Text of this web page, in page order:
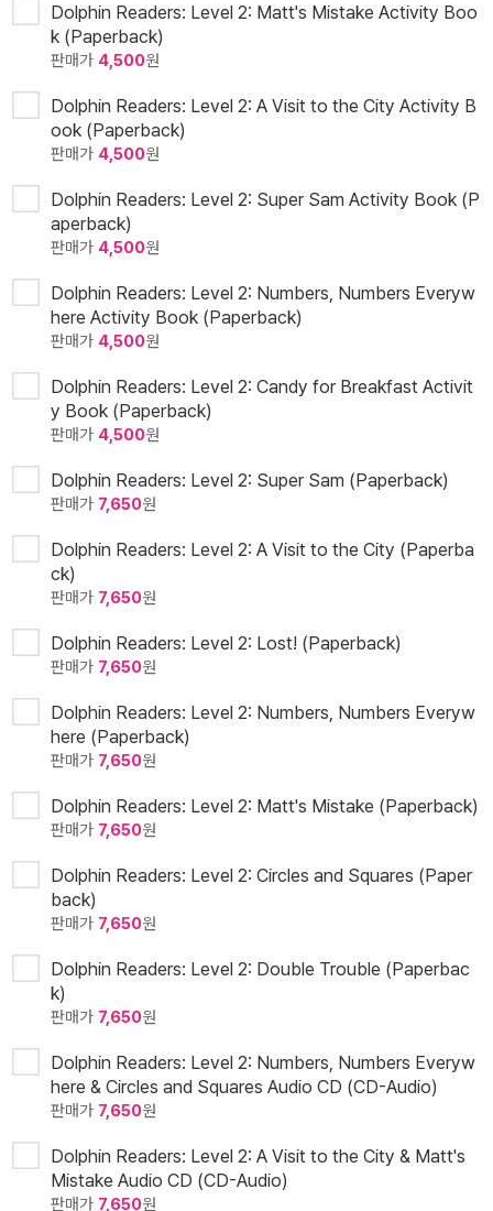
Dolphin Readers: Level 2: Matt's Mistake Activity Boo
k (Paperback)
판매가 4,500원
Dolphin Readers: Level 2: A Visit to the City Activity B
ook (Paperback)
판매가 4,500원
Dolphin Readers: Level 2: Super Sam Activity Book (P
aperback)
판매가 4,500원
Dolphin Readers: Level 2: Numbers, Numbers Everyw
here Activity Book (Paperback)
판매가 4,500원
Dolphin Readers: Level 2: Candy for Breakfast Activit
y Book (Paperback)
판매가 4,500원
Dolphin Readers: Level 2: Super Sam (Paperback)
판매가 7,650원
Dolphin Readers: Level 2: A Visit to the City (Paperba
ck)
판매가 7,650원
Dolphin Readers: Level 2: Lost! (Paperback)
판매가 7,650원
Dolphin Readers: Level 2: Numbers, Numbers Everyw
here (Paperback)
판매가 7,650원
Dolphin Readers: Level 2: Matt's Mistake (Paperback)
판매가 7,650원
Dolphin Readers: Level 2: Circles and Squares (Paper
back)
판매가 7,650원
Dolphin Readers: Level 2: Double Trouble (Paperbac
k)
판매가 7,650원
Dolphin Readers: Level 2: Numbers, Numbers Everyw
here & Circles and Squares Audio CD (CD-Audio)
판매가 7,650원
Dolphin Readers: Level 2: A Visit to the City & Matt's
Mistake Audio CD (CD-Audio)
판매가 7,650원